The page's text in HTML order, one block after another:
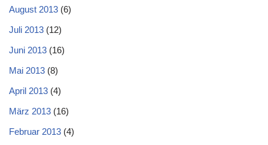
August 2013 (6)
Juli 2013 (12)
Juni 2013 (16)
Mai 2013 (8)
April 2013 (4)
März 2013 (16)
Februar 2013 (4)